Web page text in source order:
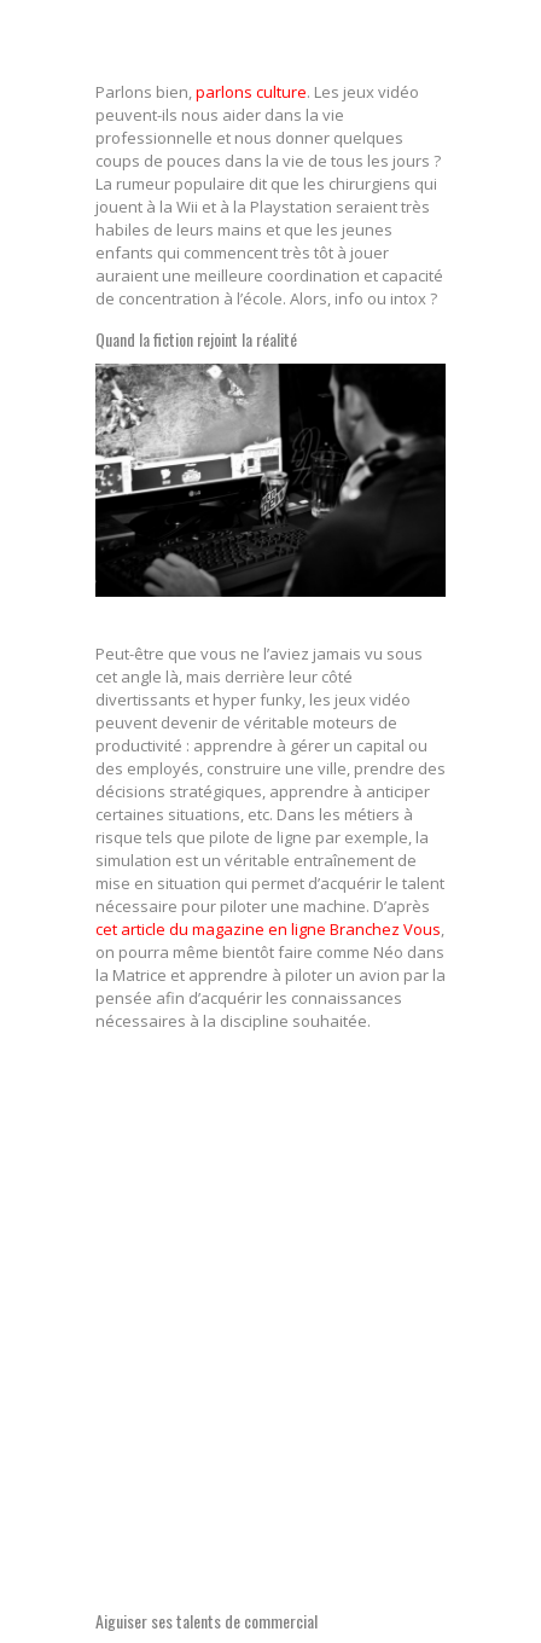
Parlons bien,parlons culture. Les jeux vidéo
peuvent-ils nous aider dans la vie
professionnelle et nous donner quelques
coups de pouces dans la vie de tous les jours ?
La rumeur populaire dit que les chirurgiens qui
jouent à la Wii et à la Playstation seraient très
habiles de leurs mains et que les jeunes
enfants qui commencent très tôt à jouer
auraient une meilleure coordination et capacité
de concentration à l’école. Alors, info ou intox ?
Quand la fiction rejoint la réalité
Peut-être que vous ne l’aviez jamais vu sous
cet angle là, mais derrière leur côté
divertissants et hyper funky, les jeux vidéo
peuvent devenir de véritable moteurs de
productivité : apprendre à gérer un capital ou
des employés, construire une ville, prendre des
décisions stratégiques, apprendre à anticiper
certaines situations, etc. Dans les métiers à
risque tels que pilote de ligne par exemple, la
simulation est un véritable entraînement de
mise en situation qui permet d’acquérir le talent
nécessaire pour piloter une machine. D’après
cet article du magazine en ligne Branchez Vous,
on pourra même bientôt faire comme Néo dans
la Matrice et apprendre à piloter un avion par la
pensée afin d’acquérir les connaissances
nécessaires à la discipline souhaitée.
Aiguiser ses talents de commercial